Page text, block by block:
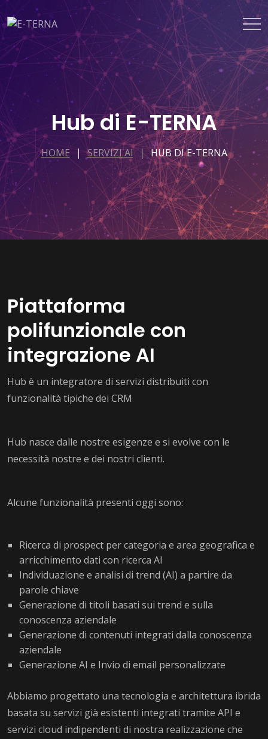
Hub di E-TERNA
HOME SERVIZI AI HUB DI E-TERNA
Piattaforma
polifunzionale con
integrazione AI
Hub è un integratore di servizi distribuiti con
funzionalità tipiche dei CRM
Hub nasce dalle nostre esigenze e si evolve con le
necessità nostre e dei nostri clienti.
Alcune funzionalità presenti oggi sono:
Ricerca di prospect per categoria e area geografica e
arricchimento dati con ricerca AI
Individuazione e analisi di trend (AI) a partire da
parole chiave
Generazione di titoli basati sui trend e sulla
conoscenza aziendale
Generazione di contenuti integrati dalla conoscenza
aziendale
Generazione AI e Invio di email personalizzate
Abbiamo progettato una tecnologia e architettura ibrida
basata su servizi già esistenti integrati tramite API e
servizi cloud indipendenti di nostra realizzazione che